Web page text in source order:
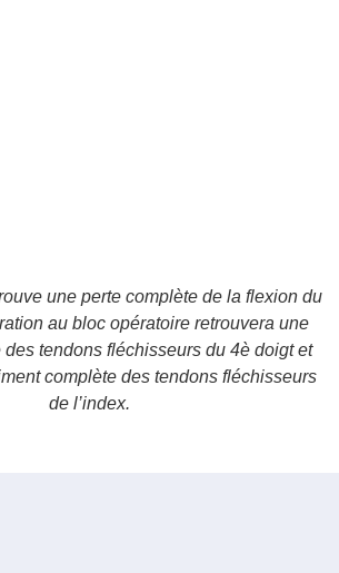
une perte complète de la flexion du
au bloc opératoire retrouvera une
tendons fléchisseurs du 4è doigt et
complète des tendons fléchisseurs
de l’index.